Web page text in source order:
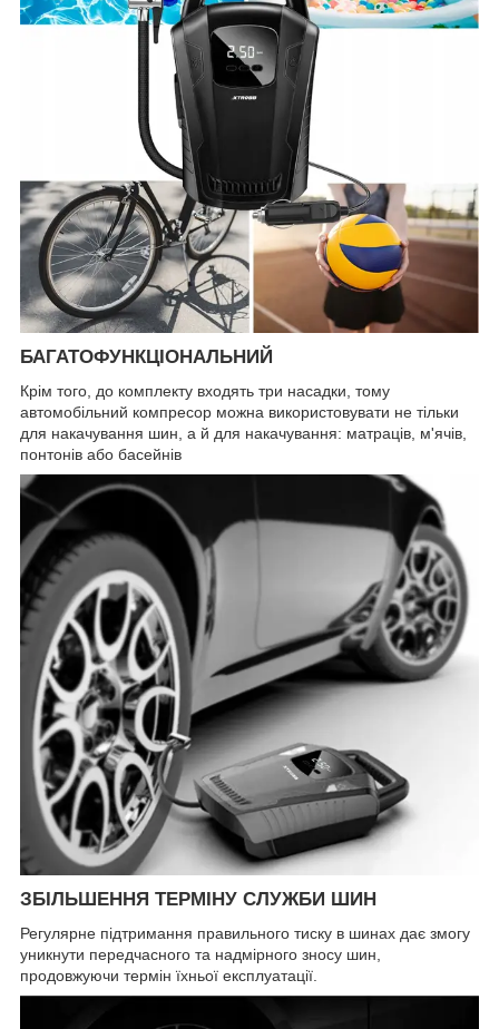
БАГАТОФУНКЦІОНАЛЬНИЙ
Крім того, до комплекту входять три насадки, тому
автомобільний компресор можна використовувати не тільки
для накачування шин, а й для накачування: матраців, м'ячів,
понтонів або басейнів
ЗБІЛЬШЕННЯ ТЕРМІНУ СЛУЖБИ ШИН
Регулярне підтримання правильного тиску в шинах дає змогу
уникнути передчасного та надмірного зносу шин,
продовжуючи термін їхньої експлуатації.